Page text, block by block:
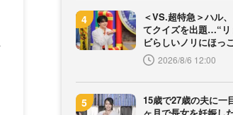
＜VS.超特急＞ハル
てクイズを出題…“リ
ビらしいノリにほっ
2026/8/6 12:00
15歳で27歳の夫に一